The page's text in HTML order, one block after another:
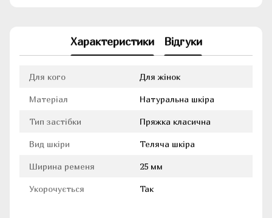
Характеристики Відгуки
Для кого Для жінок
Матеріал Натуральна шкіра
Тип застібки Пряжка класична
Вид шкіри Теляча шкіра
Ширина ременя 25 мм
Укорочується Так